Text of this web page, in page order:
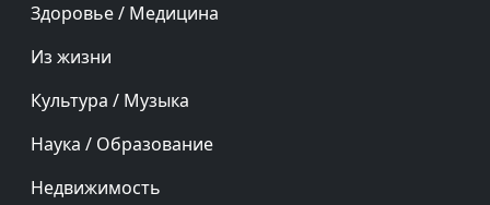
Здоровье / Медицина
Из жизни
Культура / Музыка
Наука / Образование
Недвижимость